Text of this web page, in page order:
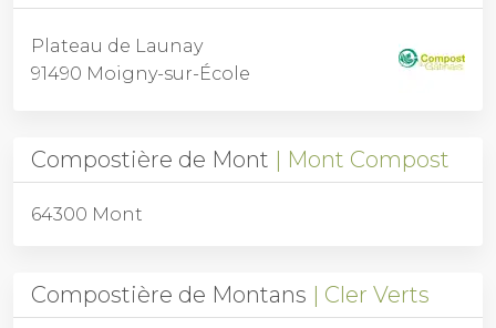
Plateau de Launay
91490 Moigny-sur-École
Compostière de Mont Mont Compost
64300 Mont
Compostière de Montans Cler Verts